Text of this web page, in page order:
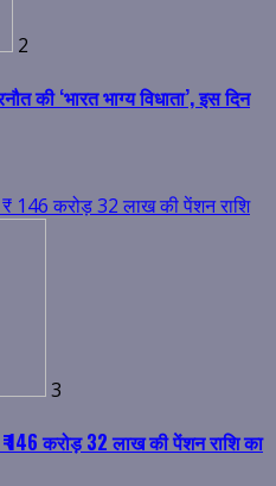
2
की ‘भारत भाग्य विधाता’, इस दिन
146 करोड़ 32 लाख की पेंशन राशि
3
146 करोड़ 32 लाख की पेंशन राशि का